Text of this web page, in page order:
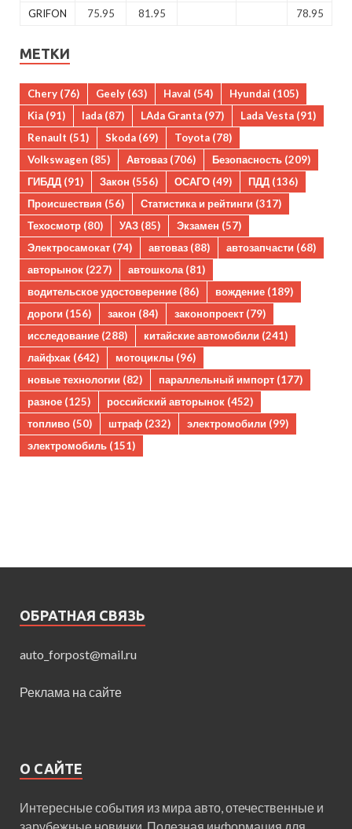
GRIFON
75.95 81.95 78.95
МЕТКИ
Chery (76) Geely (63) Haval (54) Hyundai (105)
Kia (91) lada (87) LAda Granta (97) Lada Vesta (91)
Renault (51) Skoda (69) Toyota (78)
Volkswagen (85) Автоваз (706) Безопасность (209)
ГИБДД (91) Закон (556) ОСАГО (49) ПДД (136)
Происшествия (56) Статистика и рейтинги (317)
Техосмотр (80) УАЗ (85) Экзамен (57)
Электросамокат (74) автоваз (88) автозапчасти (68)
авторынок (227) автошкола(81)
водительское удостоверение (86) вождение (189)
дороги (156) закон (84) законопроект (79)
исследование (288) китайские автомобили (241)
лайфхак (642) мотоциклы (96)
новые технологии (82) параллельный импорт (177)
разное (125) российский авторынок (452)
топливо (50) штраф (232) электромобили (99)
электромобиль (151)
ОБРАТНАЯ СВЯЗЬ
auto_forpost@mail.ru
Реклама на сайте
О САЙТЕ
Интересные события из мира авто, отечественные и